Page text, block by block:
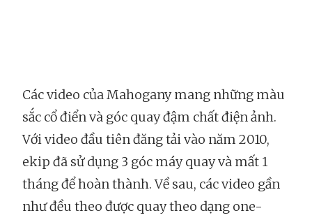
Các video của Mahogany mang những màu
sắc cổ điển và góc quay đậm chất điện ảnh.
Với video đầu tiên đăng tải vào năm 2010,
ekip đã sử dụng 3 góc máy quay và mất 1
tháng để hoàn thành. Về sau, các video gần
như đều theo được quay theo dạng one-